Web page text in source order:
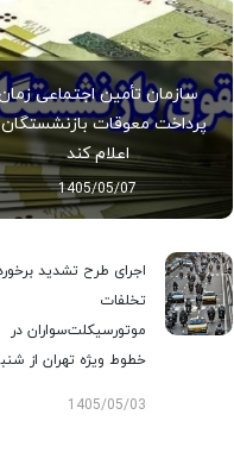
سازمان تأمین اجتماعی
پرداخت معوقات بازنشستگان
اعلام کند
1405/05/07
اجرای طرح تشدید
تخلفات
موتورسیکلت‌سواران در
خطوط ویژه تهران از
1405/05/03